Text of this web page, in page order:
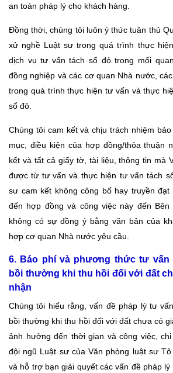
an toàn pháp lý cho khách hàng.
Đồng thời, chúng tôi luôn ý thức tuân thủ
xử nghề Luật sư trong quá trình thực
dịch vụ tư vấn tách sổ đỏ trong mối
đồng nghiệp và các cơ quan Nhà nước,
trong quá trình thực hiện tư vấn và thực
sổ đỏ.
Chúng tôi cam kết và chịu trách nhiệm
mục, điều kiện của hợp đồng/thỏa thuận
kết và tất cả giấy tờ, tài liệu, thông tin mà
được từ tư vấn và thực hiện tư vấn tách
sư cam kết không công bố hay truyền đạt
đến hợp đồng và công việc này đến
không có sự đồng ý bằng văn bản của
hợp cơ quan Nhà nước yêu cầu.
6. Báo phí và phương thức tư vấn
bồi thường khi thu hồi đối với đất
nhận
Chúng tôi hiểu rằng, vấn đề pháp lý tư
bồi thường khi thu hồi đối với đất chưa có
ảnh hưởng đến thời gian và công việc,
đội ngũ Luật sư của Văn phòng luật sư
và hỗ trợ bạn giải quyết các vấn đề pháp